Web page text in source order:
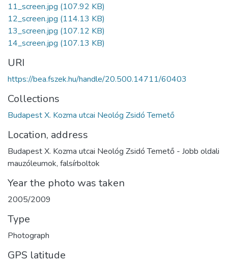
11_screen.jpg (107.92 KB)
12_screen.jpg (114.13 KB)
13_screen.jpg (107.12 KB)
14_screen.jpg (107.13 KB)
URI
https://bea.fszek.hu/handle/20.500.14711/60403
Collections
Budapest X. Kozma utcai Neológ Zsidó Temető
Location, address
Budapest X. Kozma utcai Neológ Zsidó Temető - Jobb oldali
mauzóleumok, falsírboltok
Year the photo was taken
2005/2009
Type
Photograph
GPS latitude